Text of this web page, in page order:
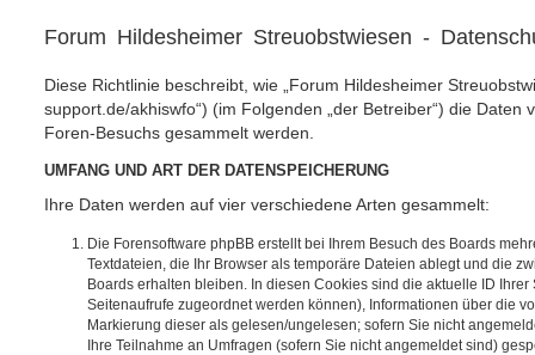
Forum Hildesheimer Streuobstwiesen -
Diese Richtlinie beschreibt, wie „Forum Hildesheimer
support.de/akhiswfo“) (im Folgenden „der Betreiber“) die Daten
Foren-Besuchs gesammelt werden.
UMFANG UND ART DER DATENSPEICHERUNG
Ihre Daten werden auf vier verschiedene Arten gesammelt:
Die Forensoftware phpBB erstellt bei Ihrem Besuch des Boards
Textdateien, die Ihr Browser als temporäre Dateien ablegt und die
Boards erhalten bleiben. In diesen Cookies sind die aktuelle ID
Seitenaufrufe zugeordnet werden können), Informationen über die
Markierung dieser als gelesen/ungelesen; sofern Sie nicht
Ihre Teilnahme an Umfragen (sofern Sie nicht angemeldet sind)